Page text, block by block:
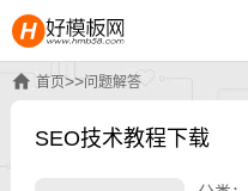
首页>>问题解答
SEO技术教程下载